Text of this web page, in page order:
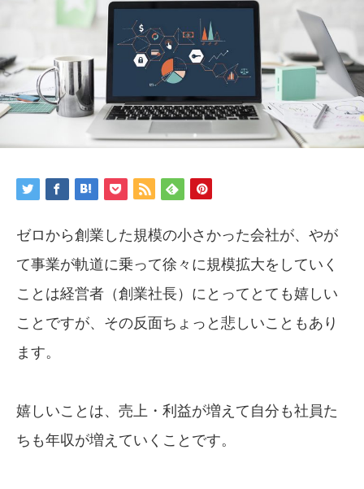
ゼロから創業した規模の小さかった会社が、やが
て事業が軌道に乗って徐々に規模拡大をしていく
ことは経営者（創業社長）にとってとても嬉しい
ことですが、その反面ちょっと悲しいこともあり
ます。
嬉しいことは、売上・利益が増えて自分も社員た
ちも年収が増えていくことです。